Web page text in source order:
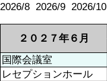
2026/8 2026/9 2026/10
２０２７年６月
国際会議室
レセプションホール